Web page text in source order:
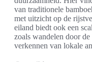
van traditionele
met uitzicht op de
eiland biedt ook een
zoals wandelen door
verkennen van lokale